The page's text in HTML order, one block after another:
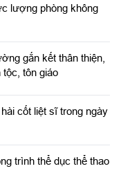
lượng phòng không
gắn kết thân thiện,
tộc, tôn giáo
cốt liệt sĩ trong ngày
trình thể dục thể thao